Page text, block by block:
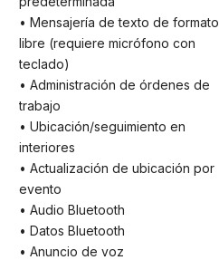
• Mensajería de texto de formato
libre (requiere micrófono con
teclado)
• Administración de órdenes de
trabajo
• Ubicación/seguimiento en
interiores
• Actualización de ubicación por
evento
• Audio Bluetooth
• Datos Bluetooth
• Anuncio de voz